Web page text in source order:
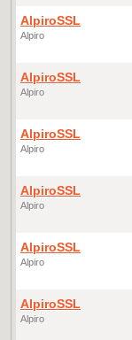
AlpiroSSL
Alpiro
AlpiroSSL
Alpiro
AlpiroSSL
Alpiro
AlpiroSSL
Alpiro
AlpiroSSL
Alpiro
AlpiroSSL
Alpiro